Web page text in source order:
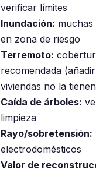
verificar límites
Inundación: muchas
en zona de riesgo
Terremoto:
recomendada
viviendas no la
Caída de árboles:
limpieza
Rayo/sobretensión:
electrodomésticos
Valor de